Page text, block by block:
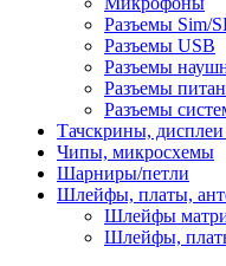
Разъемы Sim/
Разъемы USB
Разъемы
Разъемы
Разъемы
Тачскрины,
Чипы, микросхемы
Шарниры/петли
Шлейфы, платы,
Шлейфы
Шлейфы,